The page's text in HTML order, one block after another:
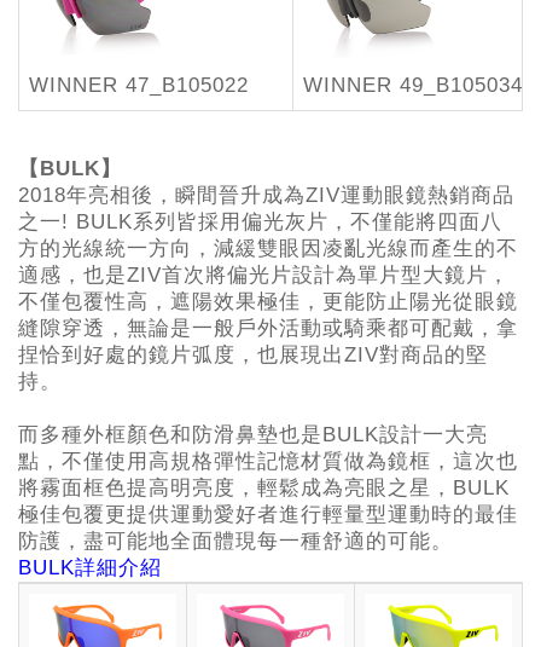
WINNER 47_B105022 WINNER 49_B105034
【BULK】
2018年亮相後，瞬間晉升成為ZIV運動眼鏡熱銷商品
之一! BULK系列皆採用偏光灰片，不僅能將四面八
方的光線統一方向，減緩雙眼因凌亂光線而產生的不
適感，也是ZIV首次將偏光片設計為單片型大鏡片，
不僅包覆性高，遮陽效果極佳，更能防止陽光從眼鏡
縫隙穿透，無論是一般戶外活動或騎乘都可配戴，拿
捏恰到好處的鏡片弧度，也展現出ZIV對商品的堅
持。
而多種外框顏色和防滑鼻墊也是BULK設計一大亮
點，不僅使用高規格彈性記憶材質做為鏡框，這次也
將霧面框色提高明亮度，輕鬆成為亮眼之星，BULK
極佳包覆更提供運動愛好者進行輕量型運動時的最佳
防護，盡可能地全面體現每一種舒適的可能。
BULK詳細介紹